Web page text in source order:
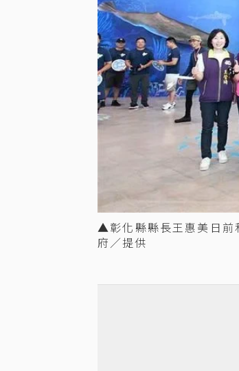
▲彰化縣縣長王惠美日前
府／提供